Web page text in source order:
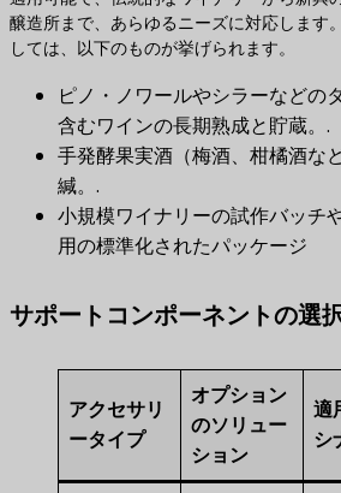
醸造所まで、あらゆるニーズに対応します
しては、以下のものが挙げられます。
ピノ・ノワールやシラーなどの
含むワインの長期熟成と貯蔵。.
手発酵果実酒（梅酒、柑橘酒な
緘。.
小規模ワイナリーの試作バッチ
用の標準化されたパッケージ
サポートコンポーネントの選
アクセサリ
ータイプ
オプション
のソリュー
ション
適
シ